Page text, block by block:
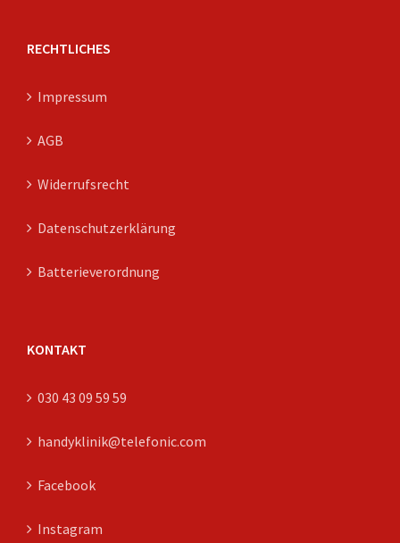
RECHTLICHES
Impressum
AGB
Widerrufsrecht
Datenschutzerklärung
Batterieverordnung
KONTAKT
030 43 09 59 59
handyklinik@telefonic.com
Facebook
Instagram